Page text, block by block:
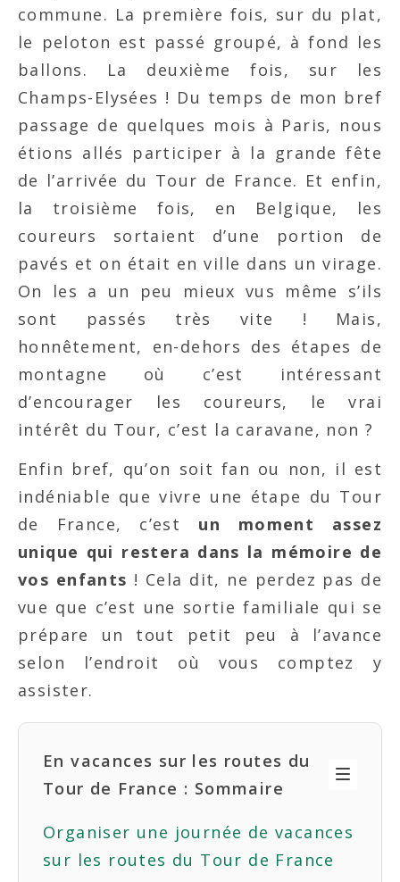
commune. La première fois, sur du plat,
le peloton est passé groupé, à fond les
ballons. La deuxième fois, sur les
Champs-Elysées ! Du temps de mon bref
passage de quelques mois à Paris, nous
étions allés participer à la grande fête
de l’arrivée du Tour de France. Et enfin,
la troisième fois, en Belgique, les
coureurs sortaient d’une portion de
pavés et on était en ville dans un virage.
On les a un peu mieux vus même s’ils
sont passés très vite ! Mais,
honnêtement, en-dehors des étapes de
montagne où c’est intéressant
d’encourager les coureurs, le vrai
intérêt du Tour, c’est la caravane, non ?
Enfin bref, qu’on soit fan ou non, il est
indéniable que vivre une étape du Tour
de France, c’est un moment assez
unique qui restera dans la mémoire de
vos enfants ! Cela dit, ne perdez pas de
vue que c’est une sortie familiale qui se
prépare un tout petit peu à l’avance
selon l’endroit où vous comptez y
assister.
En vacances sur les routes du
Tour de France : Sommaire
Organiser une journée de vacances
sur les routes du Tour de France